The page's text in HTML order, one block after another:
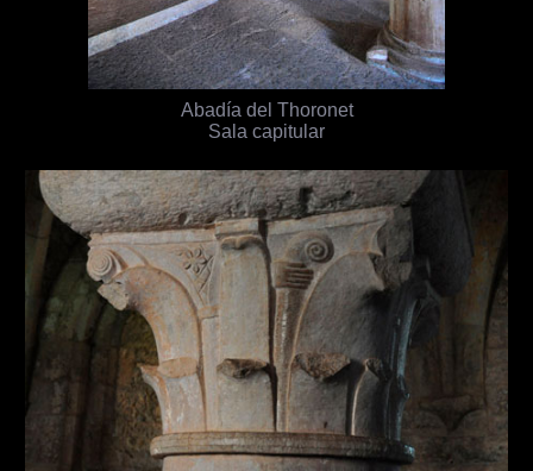
Abadía del Thoronet
Sala capitular